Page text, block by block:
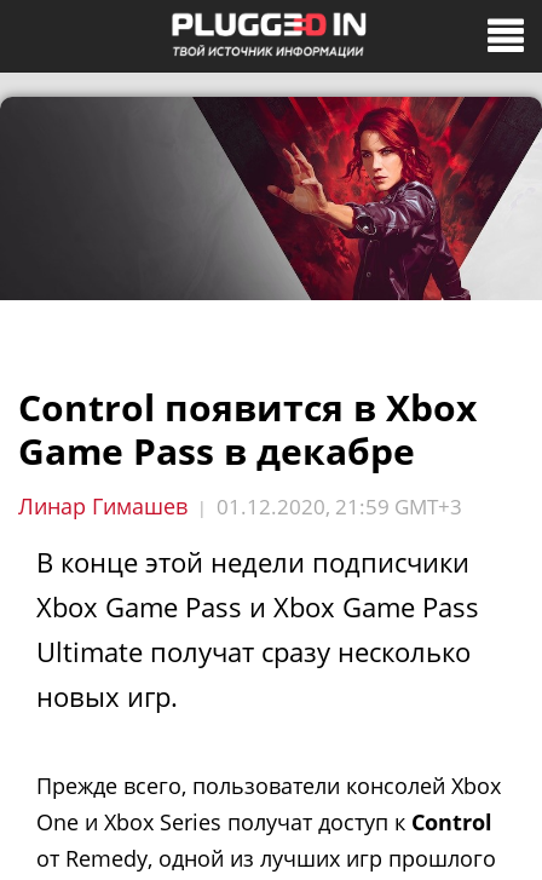
Control появится в Xbox
Game Pass в декабре
Линар Гимашев | 01.12.2020, 21:59 GMT+3
В конце этой недели подписчики
Xbox Game Pass и Xbox Game Pass
Ultimate получат сразу несколько
новых игр.
Прежде всего, пользователи консолей Xbox
One и Xbox Series получат доступ к Control
от Remedy, одной из лучших игр прошлого